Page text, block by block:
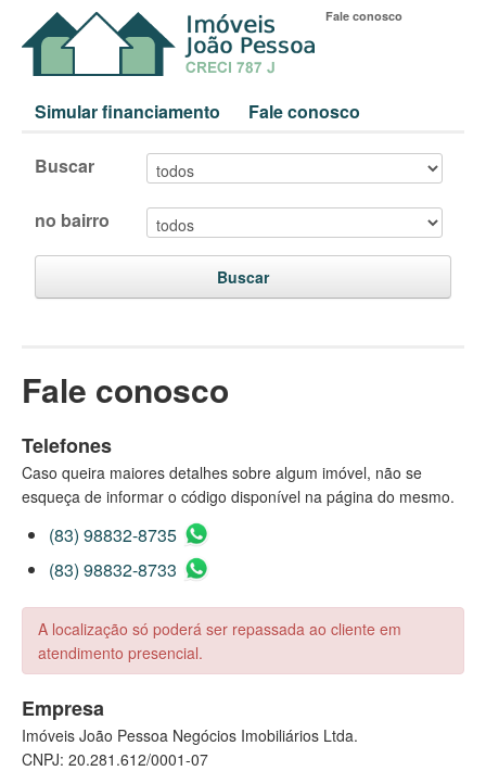
Fale conosco
Simular financiamento Fale conosco
Buscar
no bairro
Buscar
Fale conosco
Telefones
Caso queira maiores detalhes sobre algum imóvel, não se
esqueça de informar o código disponível na página do mesmo.
(83) 98832-8735
(83) 98832-8733
A localização só poderá ser repassada ao cliente em
atendimento presencial.
Empresa
Imóveis João Pessoa Negócios Imobiliários Ltda.
CNPJ: 20.281.612/0001-07